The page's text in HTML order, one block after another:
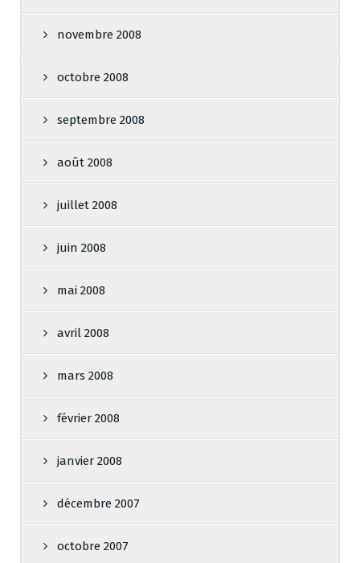
novembre 2008
octobre 2008
septembre 2008
août 2008
juillet 2008
juin 2008
mai 2008
avril 2008
mars 2008
février 2008
janvier 2008
décembre 2007
octobre 2007